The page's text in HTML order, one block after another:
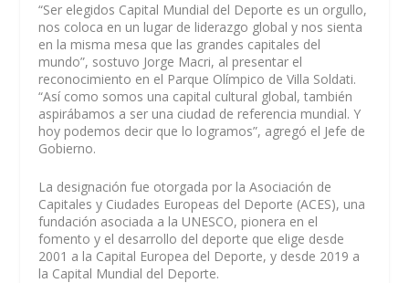
“Ser elegidos Capital Mundial del Deporte es un orgullo,
nos coloca en un lugar de liderazgo global y nos sienta
en la misma mesa que las grandes capitales del
mundo”, sostuvo Jorge Macri, al presentar el
reconocimiento en el Parque Olímpico de Villa Soldati.
“Así como somos una capital cultural global, también
aspirábamos a ser una ciudad de referencia mundial. Y
hoy podemos decir que lo logramos”, agregó el Jefe de
Gobierno.
La designación fue otorgad​a por la Asociación de
Capitales y Ciudades Europeas del Deporte (ACES), una
fundación asociada a la UNESCO, pionera en el
fomento y el desarrollo del deporte que elige desde
2001 a la Capital Europea del Deporte, y desde 2019 a
la Capital Mundial del Deporte.